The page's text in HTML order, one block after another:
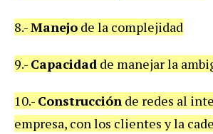
8.-Manejo de la complejidad
9.- Capacidad de manejar la
10.- Construcción de redes al
empresa, con los clientes y la